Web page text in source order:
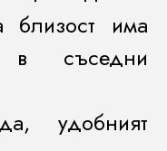
близост има
в съседни
удобният